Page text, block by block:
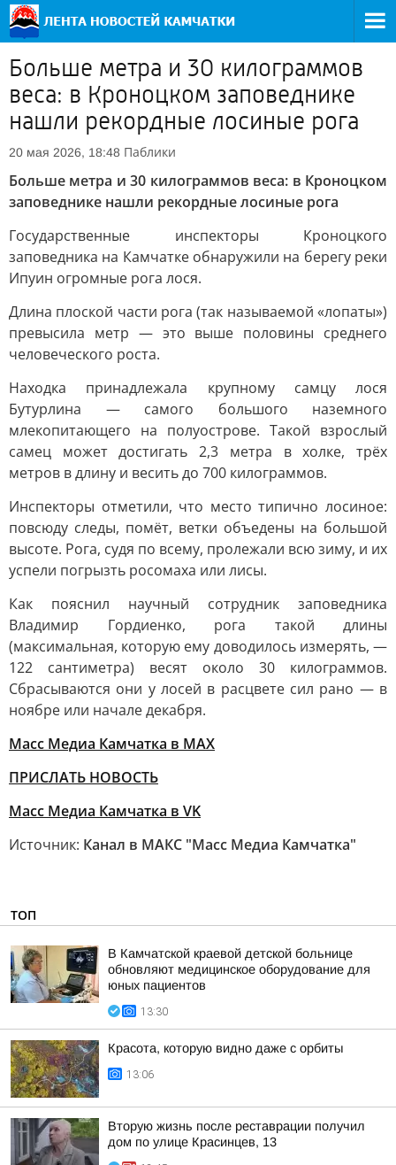
Больше метра и 30 килограммов
веса: в Кроноцком заповеднике
нашли рекордные лосиные рога
20 мая 2026, 18:48 Паблики
Больше метра и 30 килограммов веса: в Кроноцком
заповеднике нашли рекордные лосиные рога
Государственные инспекторы Кроноцкого
заповедника на Камчатке обнаружили на берегу реки
Ипуин огромные рога лося.
Длина плоской части рога (так называемой «лопаты»)
превысила метр — это выше половины среднего
человеческого роста.
Находка принадлежала крупному самцу лося
Бутурлина — самого большого наземного
млекопитающего на полуострове. Такой взрослый
самец может достигать 2,3 метра в холке, трёх
метров в длину и весить до 700 килограммов.
Инспекторы отметили, что место типично лосиное:
повсюду следы, помёт, ветки объедены на большой
высоте. Рога, судя по всему, пролежали всю зиму, и их
успели погрызть росомаха или лисы.
Как пояснил научный сотрудник заповедника
Владимир Гордиенко, рога такой длины
(максимальная, которую ему доводилось измерять, —
122 сантиметра) весят около 30 килограммов.
Сбрасываются они у лосей в расцвете сил рано — в
ноябре или начале декабря.
Масс Медиа Камчатка в MAX
ПРИСЛАТЬ НОВОСТЬ
Масс Медиа Камчатка в VK
Источник: Канал в МАКС "Масс Медиа Камчатка"
ТОП
В Камчатской краевой детской больнице
обновляют медицинское оборудование для
юных пациентов
13:30
Красота, которую видно даже с орбиты
13:06
Вторую жизнь после реставрации получил
дом по улице Красинцев, 13